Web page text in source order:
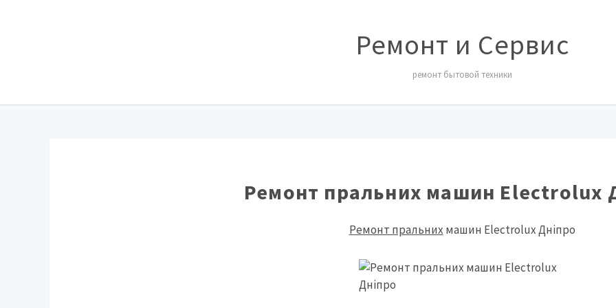
Ремонт и Сервис
ремонт бытовой техники
Ремонт пральних машин Electrolux
Ремонт пральних машин Electrolux Дніпро